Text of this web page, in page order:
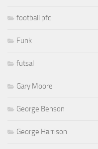
football pfc
Funk
futsal
Gary Moore
George Benson
George Harrison